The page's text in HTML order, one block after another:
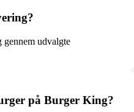
udvalgte
på Burger King?